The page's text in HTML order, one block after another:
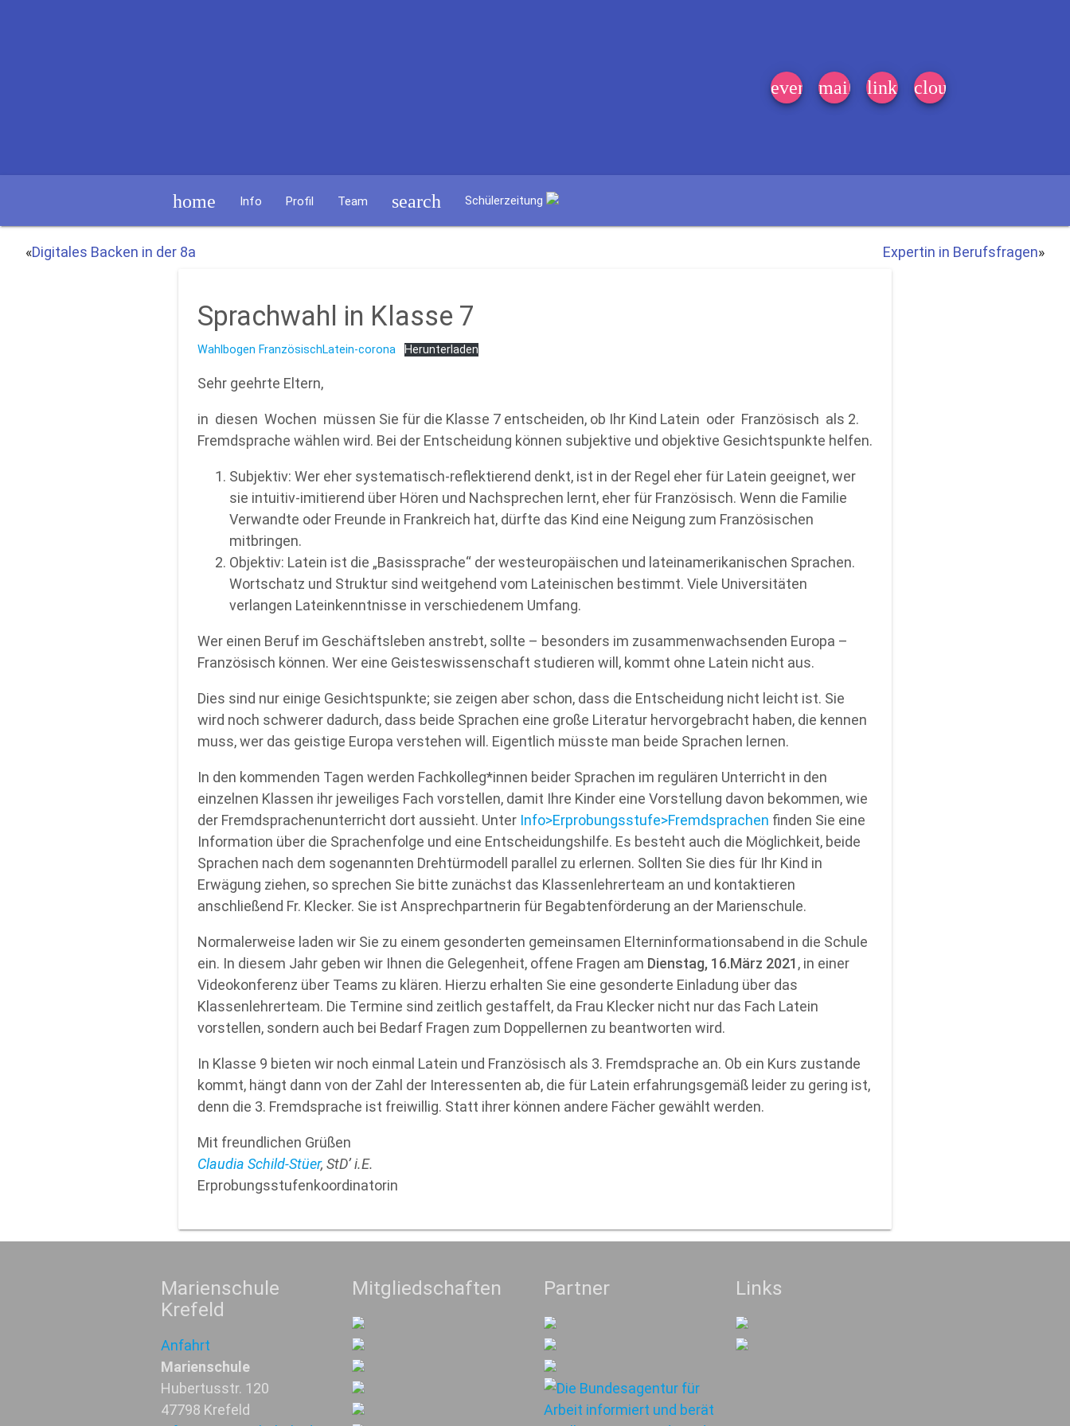
event_note
mail link cloud
home Info Profil Team search Schülerzeitung
«Digitales Backen in der 8a Expertin in Berufsfragen»
Sprachwahl in Klasse 7
Wahlbogen FranzösischLatein-corona Herunterladen
Sehr geehrte Eltern,
in diesen Wochen müssen Sie für die Klasse 7 entscheiden, ob Ihr Kind Latein oder Französisch als 2.
Fremdsprache wählen wird. Bei der Entscheidung können subjektive und objektive Gesichtspunkte helfen.
Subjektiv: Wer eher systematisch-reflektierend denkt, ist in der Regel eher für Latein geeignet, wer
sie intuitiv-imitierend über Hören und Nachsprechen lernt, eher für Französisch. Wenn die Familie
Verwandte oder Freunde in Frankreich hat, dürfte das Kind eine Neigung zum Französischen
mitbringen.
Objektiv: Latein ist die „Basissprache“ der westeuropäischen und lateinamerikanischen Sprachen.
Wortschatz und Struktur sind weitgehend vom Lateinischen bestimmt. Viele Universitäten
verlangen Lateinkenntnisse in verschiedenem Umfang.
Wer einen Beruf im Geschäftsleben anstrebt, sollte – besonders im zusammenwachsenden Europa –
Französisch können. Wer eine Geisteswissenschaft studieren will, kommt ohne Latein nicht aus.
Dies sind nur einige Gesichtspunkte; sie zeigen aber schon, dass die Entscheidung nicht leicht ist. Sie
wird noch schwerer dadurch, dass beide Sprachen eine große Literatur hervorgebracht haben, die kennen
muss, wer das geistige Europa verstehen will. Eigentlich müsste man beide Sprachen lernen.
In den kommenden Tagen werden Fachkolleg*innen beider Sprachen im regulären Unterricht in den
einzelnen Klassen ihr jeweiliges Fach vorstellen, damit Ihre Kinder eine Vorstellung davon bekommen, wie
der Fremdsprachenunterricht dort aussieht. Unter Info>Erprobungsstufe>Fremdsprachen finden Sie eine
Information über die Sprachenfolge und eine Entscheidungshilfe. Es besteht auch die Möglichkeit, beide
Sprachen nach dem sogenannten Drehtürmodell parallel zu erlernen. Sollten Sie dies für Ihr Kind in
Erwägung ziehen, so sprechen Sie bitte zunächst das Klassenlehrerteam an und kontaktieren
anschließend Fr. Klecker. Sie ist Ansprechpartnerin für Begabtenförderung an der Marienschule.
Normalerweise laden wir Sie zu einem gesonderten gemeinsamen Elterninformationsabend in die Schule
ein. In diesem Jahr geben wir Ihnen die Gelegenheit, offene Fragen am Dienstag, 16.März 2021 , in einer
Videokonferenz über Teams zu klären. Hierzu erhalten Sie eine gesonderte Einladung über das
Klassenlehrerteam. Die Termine sind zeitlich gestaffelt, da Frau Klecker nicht nur das Fach Latein
vorstellen, sondern auch bei Bedarf Fragen zum Doppellernen zu beantworten wird.
In Klasse 9 bieten wir noch einmal Latein und Französisch als 3. Fremdsprache an. Ob ein Kurs zustande
kommt, hängt dann von der Zahl der Interessenten ab, die für Latein erfahrungsgemäß leider zu gering ist,
denn die 3. Fremdsprache ist freiwillig. Statt ihrer können andere Fächer gewählt werden.
Mit freundlichen Grüßen
Claudia Schild-Stüer, StD’ i.E.
Erprobungsstufenkoordinatorin
Marienschule
Krefeld
Anfahrt
Marienschule
Hubertusstr. 120
47798 Krefeld
Mitgliedschaften Partner Links